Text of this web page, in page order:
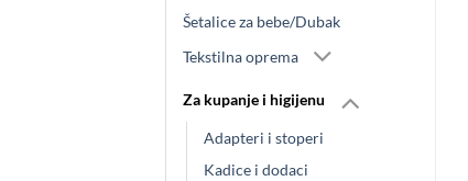
Šetalice za bebe/Dubak
Tekstilna oprema
Za kupanje i higijenu
Adapteri i stoperi
Kadice i dodaci